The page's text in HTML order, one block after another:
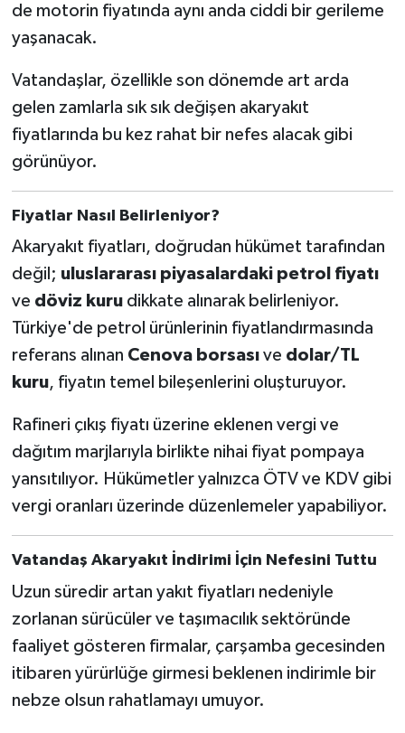
de motorin fiyatında aynı anda ciddi bir gerileme
yaşanacak.
Vatandaşlar, özellikle son dönemde art arda
gelen zamlarla sık sık değişen akaryakıt
fiyatlarında bu kez rahat bir nefes alacak gibi
görünüyor.
Fiyatlar Nasıl Belirleniyor?
Akaryakıt fiyatları, doğrudan hükümet tarafından
değil; uluslararası piyasalardaki petrol fiyatı
ve döviz kurudikkate alınarak belirleniyor.
Türkiye'de petrol ürünlerinin fiyatlandırmasında
referans alınan Cenova borsasıve dolar/TL
kuru, fiyatın temel bileşenlerini oluşturuyor.
Rafineri çıkış fiyatı üzerine eklenen vergi ve
dağıtım marjlarıyla birlikte nihai fiyat pompaya
yansıtılıyor. Hükümetler yalnızca ÖTV ve KDV gibi
vergi oranları üzerinde düzenlemeler yapabiliyor.
Vatandaş Akaryakıt İndirimi İçin Nefesini Tuttu
Uzun süredir artan yakıt fiyatları nedeniyle
zorlanan sürücüler ve taşımacılık sektöründe
faaliyet gösteren firmalar, çarşamba gecesinden
itibaren yürürlüğe girmesi beklenen indirimle bir
nebze olsun rahatlamayı umuyor.